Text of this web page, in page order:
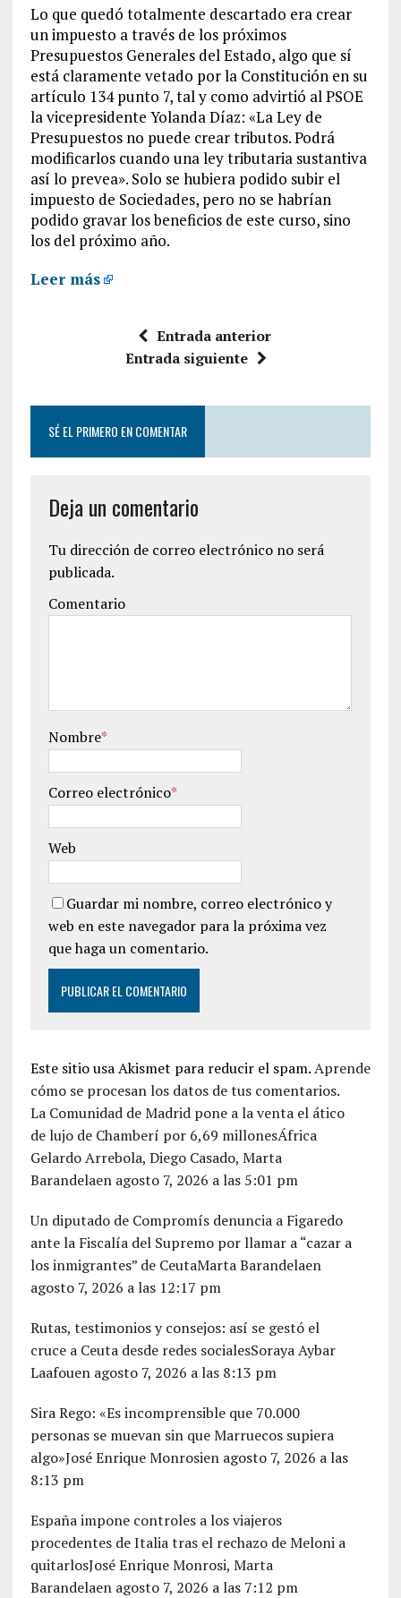
Lo que quedó totalmente descartado era crear
un impuesto a través de los próximos
Presupuestos Generales del Estado, algo que sí
está claramente vetado por la Constitución en su
artículo 134 punto 7, tal y como advirtió al PSOE
la vicepresidente Yolanda Díaz: «La Ley de
Presupuestos no puede crear tributos. Podrá
modificarlos cuando una ley tributaria sustantiva
así lo prevea». Solo se hubiera podido subir el
impuesto de Sociedades, pero no se habrían
podido gravar los beneficios de este curso, sino
los del próximo año.
Leer más
Entrada anterior
Entrada siguiente
SÉ EL PRIMERO EN COMENTAR
Deja un comentario
Tu dirección de correo electrónico no será
publicada.
Comentario
Nombre*
Correo electrónico*
Web
Guardar mi nombre, correo electrónico y
web en este navegador para la próxima vez
que haga un comentario.
Este sitio usa Akismet para reducir el spam.Aprende
cómo se procesan los datos de tus comentarios.
La Comunidad de Madrid pone a la venta el ático
de lujo de Chamberí por 6,69 millonesÁfrica
Gelardo Arrebola, Diego Casado, Marta
Barandelaen agosto 7, 2026 a las 5:01 pm
Un diputado de Compromís denuncia a Figaredo
ante la Fiscalía del Supremo por llamar a “cazar a
los inmigrantes” de CeutaMarta Barandelaen
agosto 7, 2026 a las 12:17 pm
Rutas, testimonios y consejos: así se gestó el
cruce a Ceuta desde redes socialesSoraya Aybar
Laafouen agosto 7, 2026 a las 8:13 pm
Sira Rego: «Es incomprensible que 70.000
personas se muevan sin que Marruecos supiera
algo»José Enrique Monrosien agosto 7, 2026 a las
8:13 pm
España impone controles a los viajeros
procedentes de Italia tras el rechazo de Meloni a
quitarlosJosé Enrique Monrosi, Marta
Barandelaen agosto 7, 2026 a las 7:12 pm